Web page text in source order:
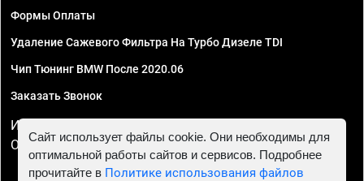
Формы Оплаты
Удаление Сажевого Фильтра На Турбо Дизеле TDI
Чип Тюнинг BMW После 2020.06
Заказать Звонок
ИП Смирнов Георгий Павлович. ИНН 781302555843,
ОГРНИП 324470400032610
Сайт использует файлы cookie. Они необходимы для
оптимальной работы сайтов и сервисов. Подробнее
прочитайте в Политике использования файлов